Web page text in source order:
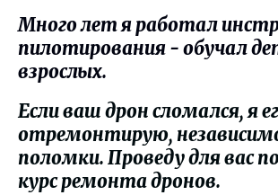
Много лет я работал
пилотирования - обучал
взрослых.
Если ваш дрон сломался, я
отремонтирую,
поломки. Проведу для вас
курс ремонта дронов.